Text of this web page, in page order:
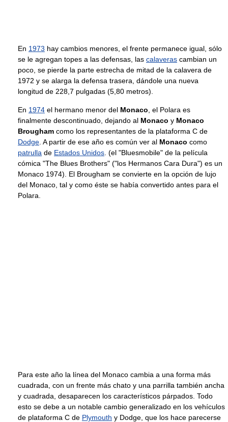
En 1973 hay cambios menores, el frente permanece igual, sólo
se le agregan topes a las defensas, las calaveras cambian un
poco, se pierde la parte estrecha de mitad de la calavera de
1972 y se alarga la defensa trasera, dándole una nueva
longitud de 228,7 pulgadas (5,80 metros).
En 1974 el hermano menor del Monaco , el Polara es
finalmente descontinuado, dejando al Monaco y Monaco
Brougham como los representantes de la plataforma C de
Dodge . A partir de ese año es común ver al Monaco como
patrulla de Estados Unidos . (el "Bluesmobile" de la película
cómica "The Blues Brothers" ("los Hermanos Cara Dura") es un
Monaco 1974). El Brougham se convierte en la opción de lujo
del Monaco, tal y como éste se había convertido antes para el
Polara.
Para este año la línea del Monaco cambia a una forma más
cuadrada, con un frente más chato y una parrilla también ancha
y cuadrada, desaparecen los característicos párpados. Todo
esto se debe a un notable cambio generalizado en los vehículos
de plataforma C de Plymouth y Dodge, que los hace parecerse